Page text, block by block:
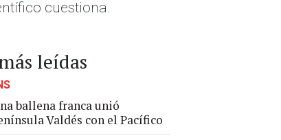
cuestiona.
leídas
ballena franca unió
Valdés con el Pacífico